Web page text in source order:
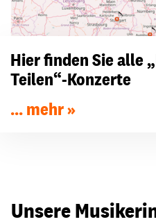
Hier finden Sie alle
Teilen“-Konzerte
... mehr
Unsere